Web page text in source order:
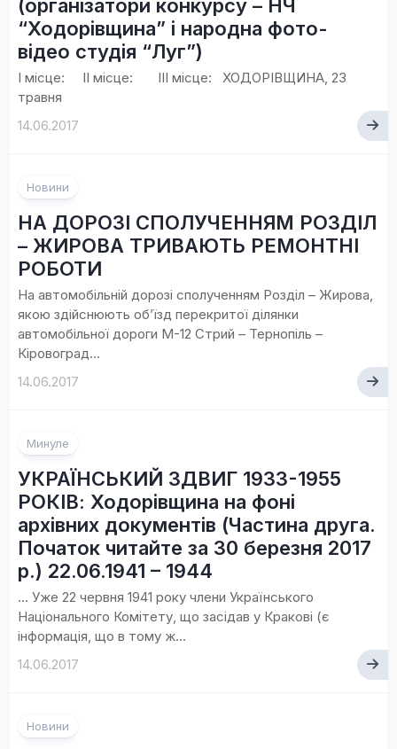
(організатори конкурсу – НЧ
“Ходорівщина” і народна фото-
відео студія “Луг”)
І місце: ІІ місце: ІІІ місце: ХОДОРІВЩИНА, 23
травня
14.06.2017
Новини
НА ДОРОЗІ СПОЛУЧЕННЯМ РОЗДІЛ
– ЖИРОВА ТРИВАЮТЬ РЕМОНТНІ
РОБОТИ
На автомобільній дорозі сполученням Розділ – Жирова,
якою здійснюють об’їзд перекритої ділянки
автомобільної дороги М-12 Стрий – Тернопіль –
Кіровоград...
14.06.2017
Минуле
УКРАЇНСЬКИЙ ЗДВИГ 1933-1955
РОКІВ: Ходорівщина на фоні
архівних документів (Частина друга.
Початок читайте за 30 березня 2017
р.) 22.06.1941 – 1944
… Уже 22 червня 1941 року члени Українського
Національного Комітету, що засідав у Кракові (є
інформація, що в тому ж...
14.06.2017
Новини